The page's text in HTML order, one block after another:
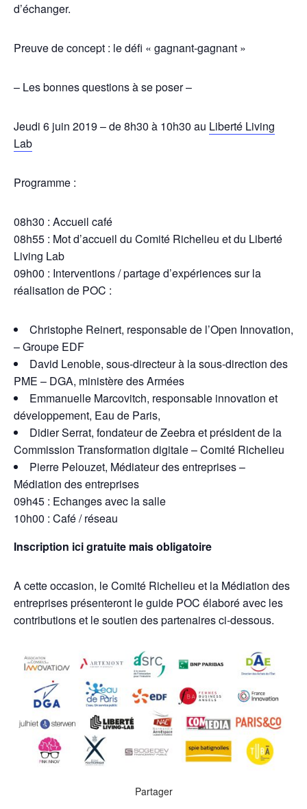
d’échanger.
Preuve de concept : le défi « gagnant-gagnant »
– Les bonnes questions à se poser –
Jeudi 6 juin 2019 – de 8h30 à 10h30 au Liberté Living
Lab
Programme :
08h30 : Accueil café
08h55 : Mot d’accueil du Comité Richelieu et du Liberté
Living Lab
09h00 : Interventions / partage d’expériences sur la
réalisation de POC :
Christophe Reinert, responsable de l’Open Innovation,
– Groupe EDF
David Lenoble, sous-directeur à la sous-direction des
PME – DGA, ministère des Armées
Emmanuelle Marcovitch, responsable innovation et
développement, Eau de Paris,
Didier Serrat, fondateur de Zeebra et président de la
Commission Transformation digitale – Comité Richelieu
Pierre Pelouzet, Médiateur des entreprises –
Médiation des entreprises
09h45 : Echanges avec la salle
10h00 : Café / réseau
Inscription ici gratuite mais obligatoire
A cette occasion, le Comité Richelieu et la Médiation des
entreprises présenteront le guide POC élaboré avec les
contributions et le soutien des partenaires ci-dessous.
Partager